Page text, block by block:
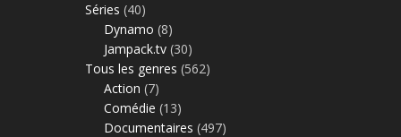
Séries (40)
Dynamo (8)
Jampack.tv (30)
Tous les genres (562)
Action (7)
Comédie (13)
Documentaires (497)